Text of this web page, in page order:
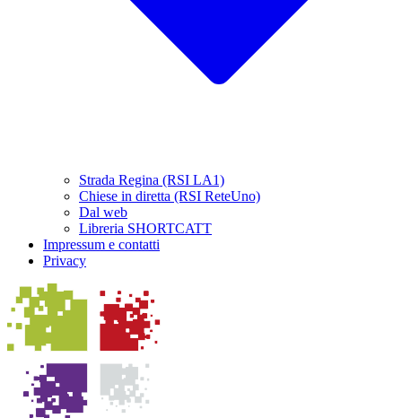
Strada Regina (RSI LA1)
Chiese in diretta (RSI ReteUno)
Dal web
Libreria SHORTCATT
Impressum e contatti
Privacy